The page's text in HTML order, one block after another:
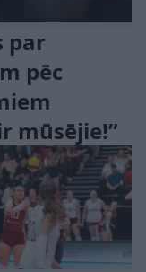
par
pēc
mūsējie!”